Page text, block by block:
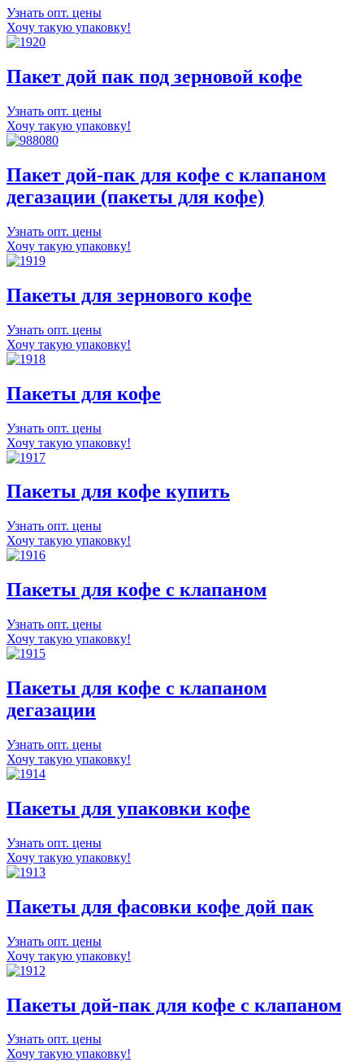
Узнать опт. цены
Хочу такую упаковку!
Пакет дой пак под зерновой кофе
Узнать опт. цены
Хочу такую упаковку!
Пакет дой-пак для кофе с клапаном
дегазации (пакеты для кофе)
Узнать опт. цены
Хочу такую упаковку!
Пакеты для зернового кофе
Узнать опт. цены
Хочу такую упаковку!
Пакеты для кофе
Узнать опт. цены
Хочу такую упаковку!
Пакеты для кофе купить
Узнать опт. цены
Хочу такую упаковку!
Пакеты для кофе с клапаном
Узнать опт. цены
Хочу такую упаковку!
Пакеты для кофе с клапаном
дегазации
Узнать опт. цены
Хочу такую упаковку!
Пакеты для упаковки кофе
Узнать опт. цены
Хочу такую упаковку!
Пакеты для фасовки кофе дой пак
Узнать опт. цены
Хочу такую упаковку!
Пакеты дой-пак для кофе с клапаном
Узнать опт. цены
Хочу такую упаковку!